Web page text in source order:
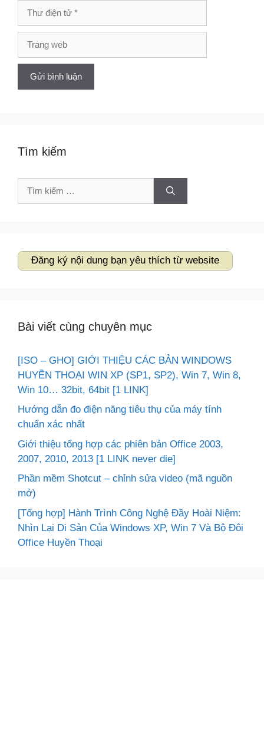
điện
tử
web
Tìm kiếm
Tìm
Đăng ký nội dung bạn yêu thích từ website
Bài viết cùng chuyên mục
[ISO – GHO] GIỚI THIỆU CÁC BẢN WINDOWS
HUYỀN THOẠI WIN XP (SP1, SP2), Win 7, Win 8,
Win 10… 32bit, 64bit [1 LINK]
Hướng dẫn đo điện năng tiêu thụ của máy tính
chuẩn xác nhất
Giới thiệu tổng hợp các phiên bản Office 2003,
2007, 2010, 2013 [1 LINK never die]
Phần mềm Shotcut – chỉnh sửa video (mã nguồn
mở)
[Tổng hợp] Hành Trình Công Nghệ Đầy Hoài Niệm:
Nhìn Lại Di Sản Của Windows XP, Win 7 Và Bộ Đôi
Office Huyền Thoại